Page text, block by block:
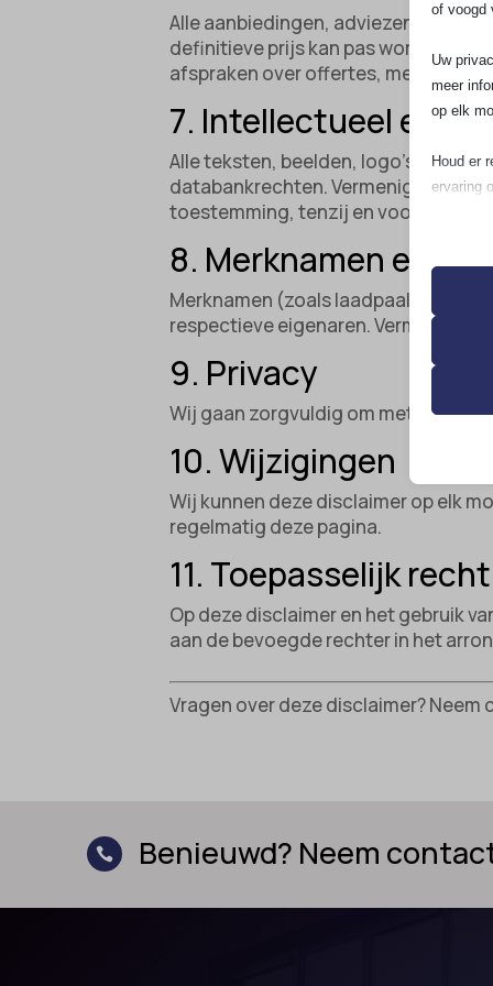
Alle aanbiedingen, adviezen en
definitieve prijs kan pas worden
afspraken over offertes, meerwerk
7. Intellectueel
Alle teksten, beelden, logo’s,
databankrechten.
toestemming, tenzij en voor zover
8. Merknamen en
Merknamen (zoals
respectieve eigenaren. Vermelding
9. Privacy
Wij gaan zorgvuldig om met
10. Wijzigingen
Wij kunnen deze disclaimer op elk
regelmatig deze pagina.
11. Toepasselijk recht
Op deze disclaimer en het gebruik
aan de bevoegde rechter in het
Vragen over deze disclaimer? Neem
 Benieuwd? Neem
of voogd
Uw
meer
op elk
Houd er
ervaring
_ga_*
_gcl_aw